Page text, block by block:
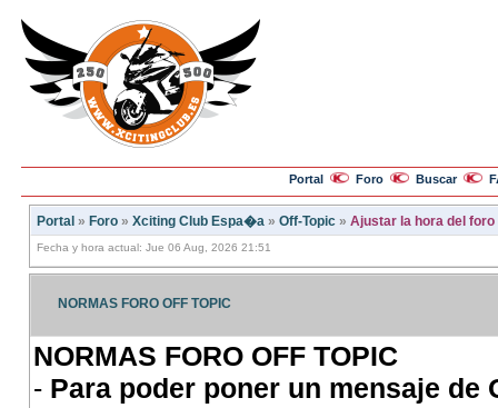
Portal Foro Buscar
Portal » Foro » Xciting Club Espa�a » Off-Topic » Ajustar la hora del foro
Fecha y hora actual: Jue 06 Aug, 2026 21:51
NORMAS FORO OFF TOPIC
NORMAS FORO OFF TOPIC
- Para poder poner un mensaje de